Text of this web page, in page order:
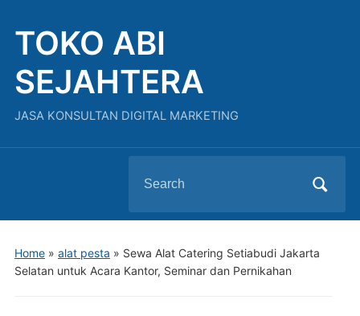
TOKO ABI
SEJAHTERA
JASA KONSULTAN DIGITAL MARKETING
for:
Home» alat pesta » Sewa Alat Catering Setiabudi Jakarta
Selatan untuk Acara Kantor, Seminar dan Pernikahan